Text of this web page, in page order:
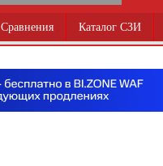
Сравнения Каталог СЗИ